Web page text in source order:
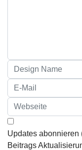
Updates abonnieren
Beitrags